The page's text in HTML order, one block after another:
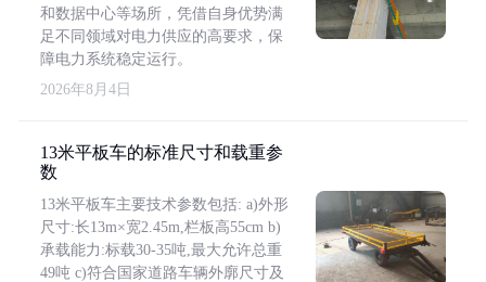
和数据中心等场所，凭借自身优势满
足不同领域对电力供应的高要求，保
障电力系统稳定运行。
2026年8月4日
13米平板车的标准尺寸和载重参
数
13米平板车主要技术参数包括: a)外形
尺寸:长13m×宽2.45m,栏板高55cm b)
承载能力:标载30-35吨,最大允许总重
49吨 c)符合国家道路车辆外廓尺寸及